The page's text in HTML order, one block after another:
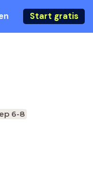
Start gratis
6-8